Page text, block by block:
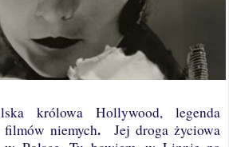
królowa Hollywood, legenda
niemych.
Jej droga życiowa